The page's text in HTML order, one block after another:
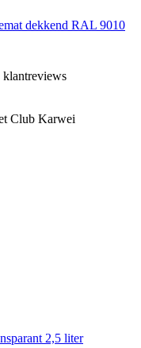
dekkend RAL 9010
klantreviews
Club Karwei
2,5 liter